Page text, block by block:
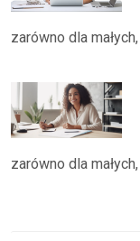
zarówno dla
zarówno dla